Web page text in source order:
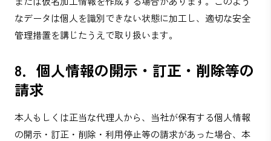
なデータは個人を識別できない状態に加工し、適切な安全
管理措置を講じたうえで取り扱います。
8．個人情報の開示・訂正・削除等の
請求
本人もしくは正当な代理人から、当社が保有する個人情報
の開示・訂正・削除・利用停止等の請求があった場合、本